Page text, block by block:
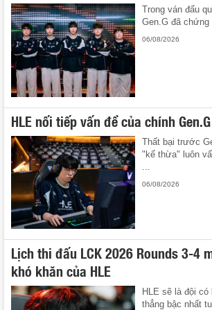
Trong ván đấu
Gen.G đã
06/08/2026
HLE nối tiếp vấn đề của chính Gen.G
Thất bại trước
"kế thừa" luôn
06/08/2026
Lịch thi đấu LCK 2026 Rounds 3-4
khó khăn của HLE
HLE sẽ là đội
thẳng bậc nhất